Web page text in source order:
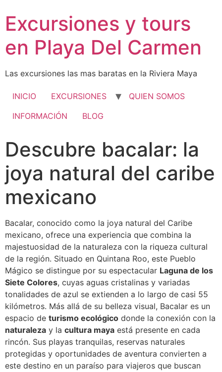
Excursiones y tours
en Playa Del Carmen
Las excursiones las mas baratas en la Riviera Maya
INICIO EXCURSIONES
QUIEN SOMOS
INFORMACIÓN
BLOG
Descubre bacalar: la
joya natural del caribe
mexicano
Bacalar, conocido como la joya natural del Caribe
mexicano, ofrece una experiencia que combina la
majestuosidad de la naturaleza con la riqueza cultural
de la región. Situado en Quintana Roo, este Pueblo
Mágico se distingue por su espectacular Laguna de los
Siete Colores, cuyas aguas cristalinas y variadas
tonalidades de azul se extienden a lo largo de casi 55
kilómetros. Más allá de su belleza visual, Bacalar es un
espacio de turismo ecológico donde la conexión con la
naturaleza y la cultura maya está presente en cada
rincón. Sus playas tranquilas, reservas naturales
protegidas y oportunidades de aventura convierten a
este destino en un paraíso para viajeros que buscan